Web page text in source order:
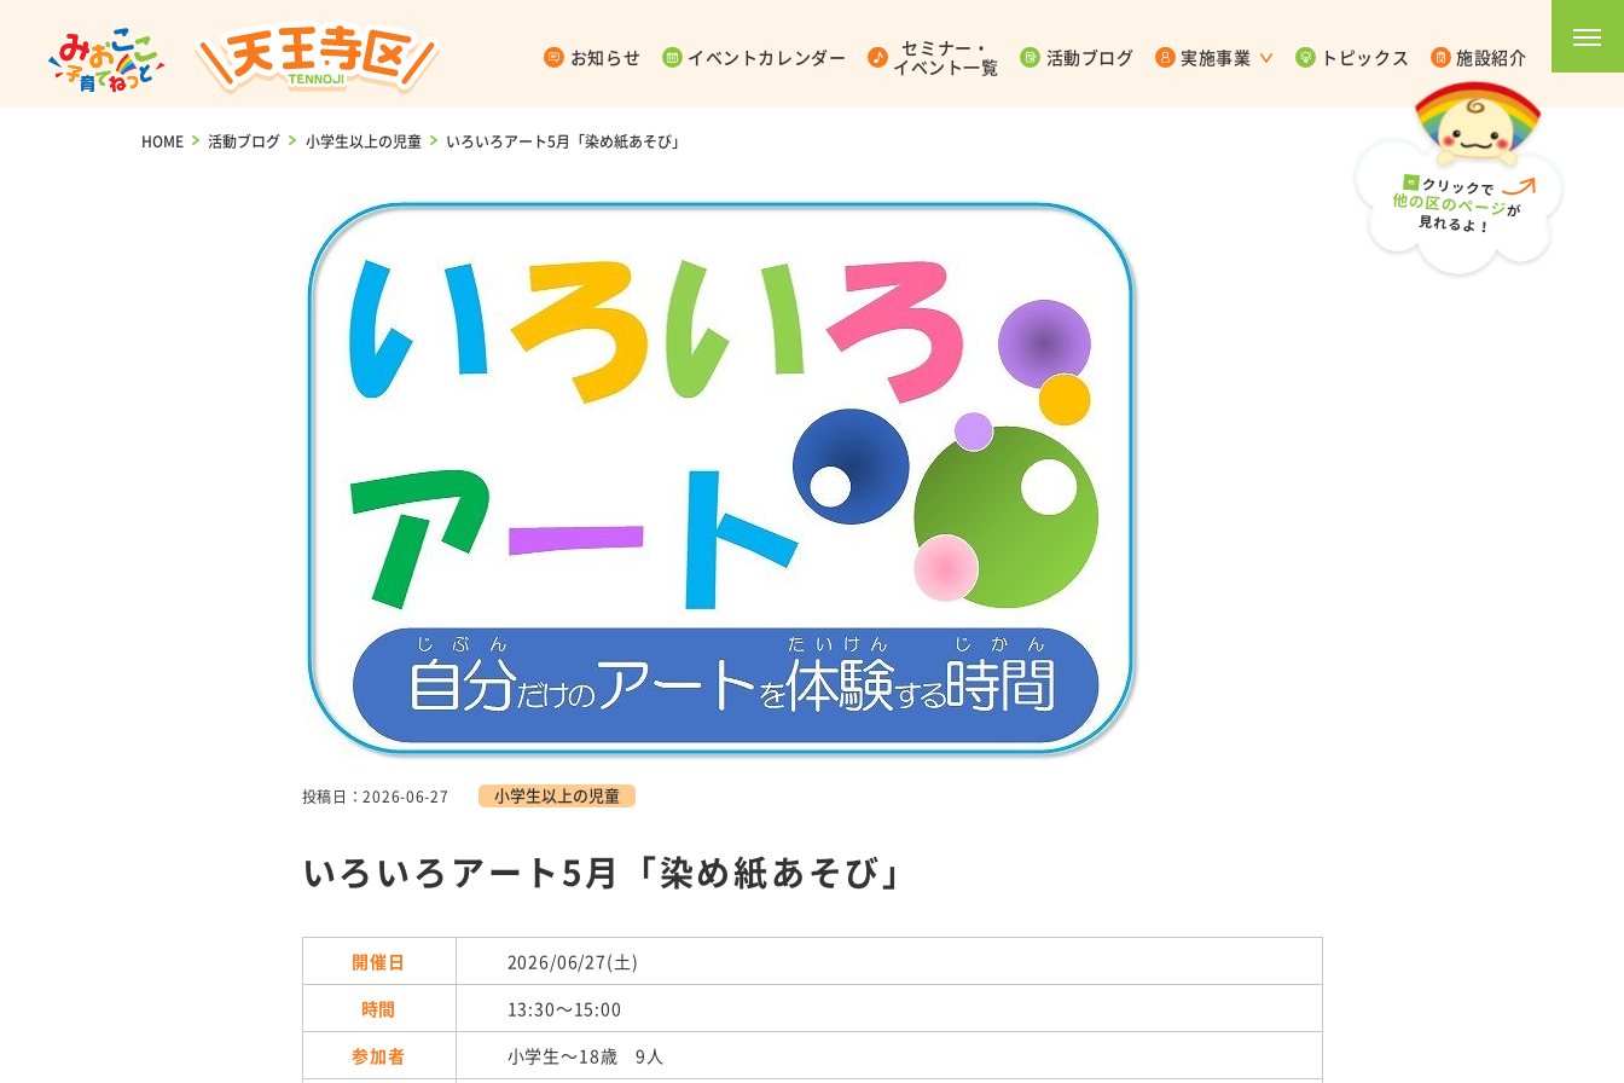
お知らせ イベントカレンダー
セミナー・
イベント一覧
活動ブログ 実施事業 トピックス 施設紹介
HOME > 活動ブログ > 小学生以上の児童 > いろいろアート5月「染め紙あそび」
投稿日：2026-06-27 小学生以上の児童
いろいろアート5月「染め紙あそび」
開催日
2026/06/27(土)
時間
13:30～15:00
参加者
小学生～18歳 9人